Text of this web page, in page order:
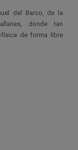
del Barco, de la
donde tan
de forma libre